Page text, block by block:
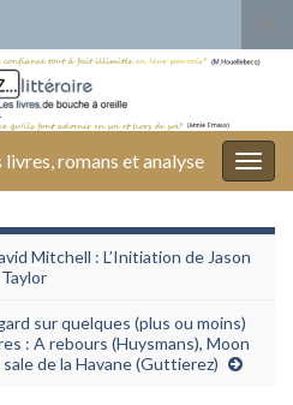
romans et analyse
Mitchell : L’Initiation de Jason
Taylor
sur quelques (plus ou moins)
: A rebours (Huysmans), Moon
de la Havane (Guttierez)